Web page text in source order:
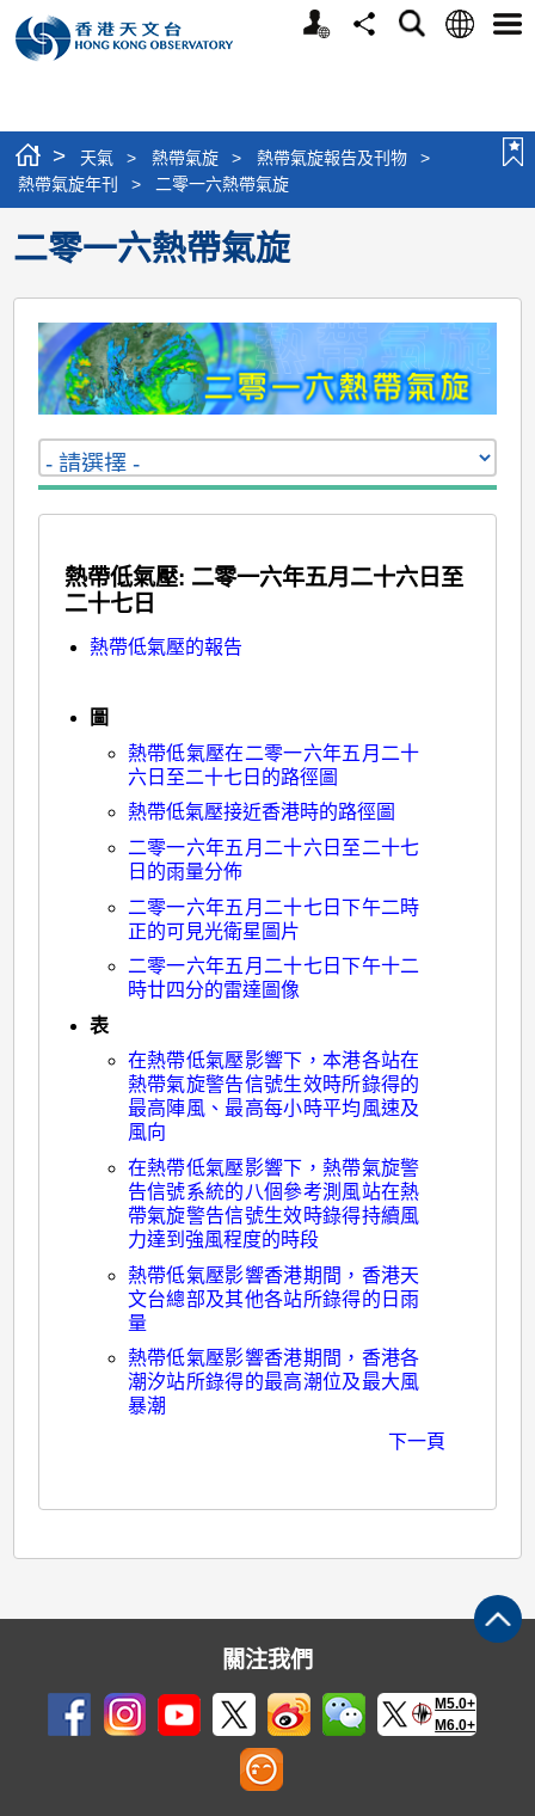
個
分
搜
語
選
> 天氣 > 熱帶氣旋 > 熱帶氣旋報告及刊物
>
熱帶氣旋年刊
> 二零一六熱帶氣旋
二零一六熱帶氣旋
熱帶低氣壓: 二零一六年五月二十六日至
二十七日
熱帶低氣壓的報告
圖
熱帶低氣壓在二零一六年五月二十
六日至二十七日的路徑圖
熱帶低氣壓接近香港時的路徑圖
二零一六年五月二十六日至二十七
日的雨量分佈
二零一六年五月二十七日下午二時
正的可見光衛星圖片
二零一六年五月二十七日下午十二
時廿四分的雷達圖像
表
在熱帶低氣壓影響下，本港各站在
熱帶氣旋警告信號生效時所錄得的
最高陣風、最高每小時平均風速及
風向
在熱帶低氣壓影響下，熱帶氣旋警
告信號系統的八個參考測風站在熱
帶氣旋警告信號生效時錄得持續風
力達到強風程度的時段
熱帶低氣壓影響香港期間，香港天
文台總部及其他各站所錄得的日雨
量
熱帶低氣壓影響香港期間，香港各
潮汐站所錄得的最高潮位及最大風
暴潮
下一頁
關注我們
M5.0+
M6.0+